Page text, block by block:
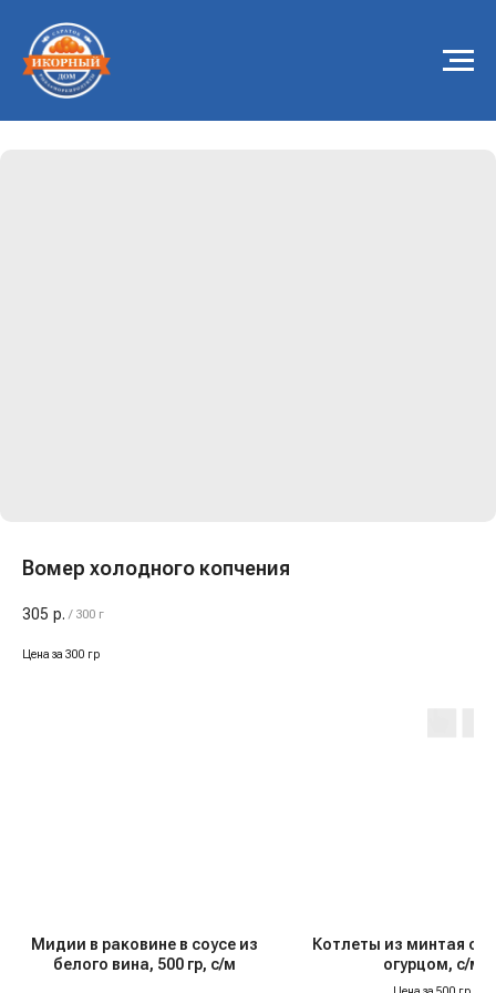
Вомер холодного копчения
305 р. / 300 г
Цена за 300 гр
Мидии в раковине в соусе из
белого вина, 500 гр, с/м
Котлеты из минтая с
огурцом, с/м